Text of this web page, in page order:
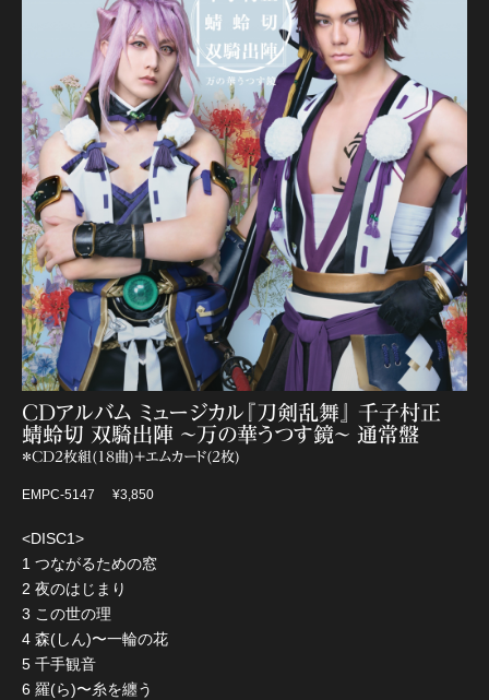
CDアルバム ミュージカル『刀剣乱舞』 千子村正
蜻蛉切 双騎出陣 〜万の華うつす鏡〜 通常盤
＊CD2枚組(18曲)+エムカード(2枚)
EMPC-5147 ¥3,850
<DISC1>
1 つながるための窓
2 夜のはじまり
3 この世の理
4 森(しん)〜一輪の花
5 千手観音
6 羅(ら)〜糸を纏う